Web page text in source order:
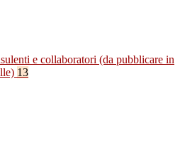
e collaboratori (da pubblicare in
13